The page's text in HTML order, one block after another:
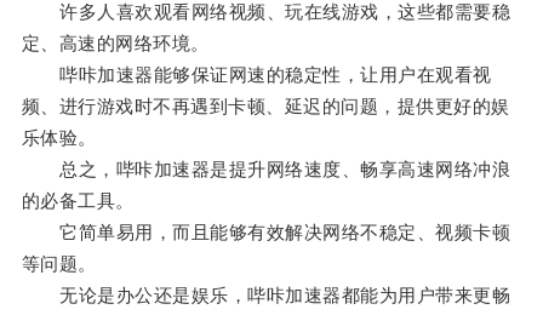
许多人喜欢观看网络视频、玩在线游戏，这些都需要稳
定、高速的网络环境。
哔咔加速器能够保证网速的稳定性，让用户在观看视
频、进行游戏时不再遇到卡顿、延迟的问题，提供更好的娱
乐体验。
总之，哔咔加速器是提升网络速度、畅享高速网络冲浪
的必备工具。
它简单易用，而且能够有效解决网络不稳定、视频卡顿
等问题。
无论是办公还是娱乐，哔咔加速器都能为用户带来更畅